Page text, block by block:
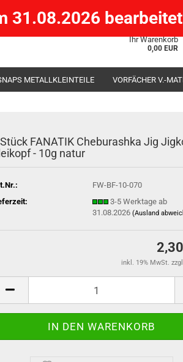
) Kundenlogin
Ihr Warenkorb
0,00 EUR
31.08.2026
METALLKLEINTEILE VORFÄCHER V.-
FANATIK Cheburashka Jig
- 10g natur
FW-BF-10-070
3-5 Werktage ab
31.08.2026 (Ausland
inkl. 19% MwSt.